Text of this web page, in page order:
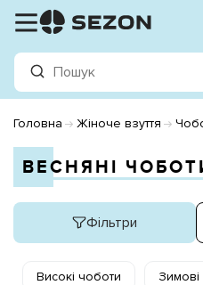
Головна Жіноче взуття
ВЕСНЯНІ
Фільтри
Високі чоботи